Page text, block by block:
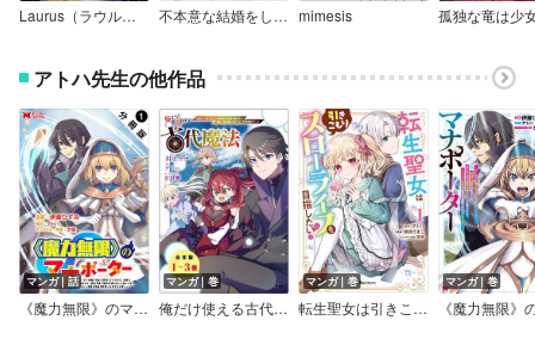
Laurus（ラウルス）異世界偏愛コミックアンソロジー Vol.2 不本意な結婚をした令嬢が幸せになってしまいましたアンソロジーコミック mimesis
アトハ先生の他作品
マンガ｜話
《魔力無限》のマナポーター ～パーティの魔力を全て供給していたのに、勇者に追放されました。魔力不足で聖剣が使えないと焦っても、メンバー全員が勇者を見限ったのでもう遅い～（コミック） 分冊版
マンガ｜巻
俺だけ使える古代魔法～基礎すら使えないと追放された俺の魔法は、実は1万年前に失われた伝説魔法でした～（ノヴァコミックス）【合本版】
マンガ｜巻
転生聖女は引きこもりスローライフを目指したい！
マンガ｜巻